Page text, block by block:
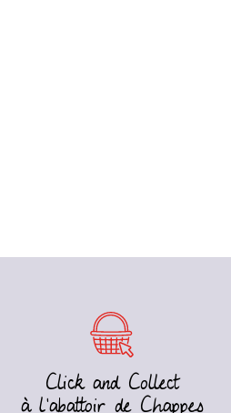
Click and Collect
à l’abattoir de Chappes